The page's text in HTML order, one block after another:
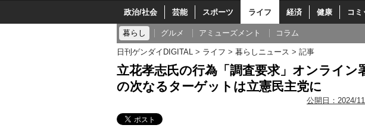
政治/社会 芸能 スポーツ ライフ 経済 健康 コミ
暮らし グルメ アミューズメント コラム
日刊ゲンダイDIGITAL ライフ 暮らしニュース 記事
立花孝志氏の行為「調査要求」オンライ
の次なるターゲットは立憲民主党に
公開日： 2024/